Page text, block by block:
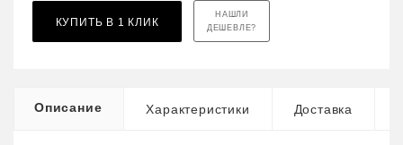
КУПИТЬ В 1 КЛИК
НАШЛИ
ДЕШЕВЛЕ?
Описание Характеристики Доставка